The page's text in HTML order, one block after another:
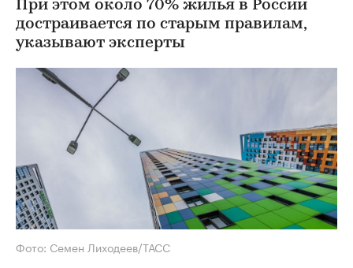
При этом около 70% жилья в России
достраивается по старым правилам,
указывают эксперты
Фото: Семен Лиходеев/ТАСС